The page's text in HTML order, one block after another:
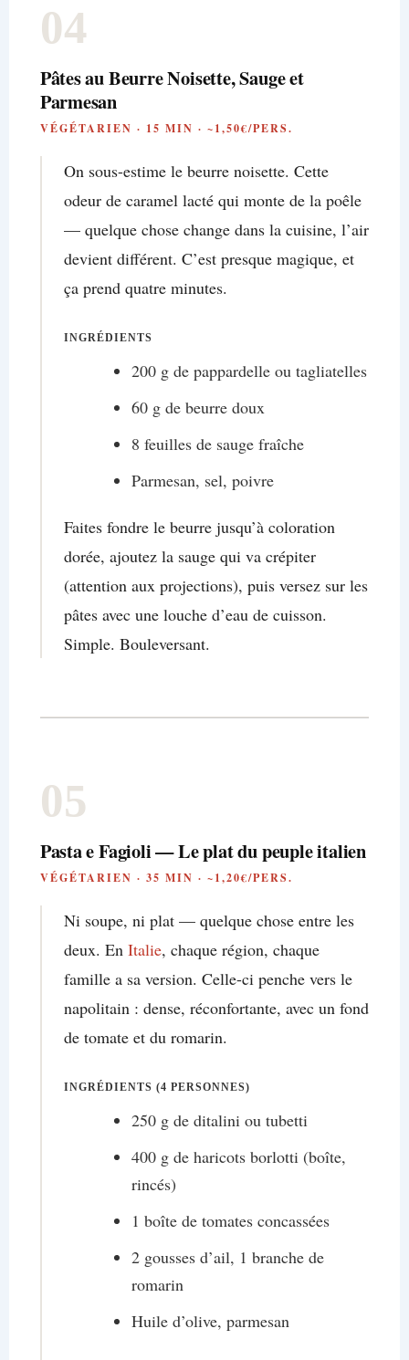
04
Pâtes au Beurre Noisette, Sauge et
Parmesan
VÉGÉTARIEN · 15 MIN · ~1,50€/PERS.
On sous-estime le beurre noisette. Cette
odeur de caramel lacté qui monte de la poêle
— quelque chose change dans la cuisine, l’air
devient différent. C’est presque magique, et
ça prend quatre minutes.
INGRÉDIENTS
200 g de pappardelle ou tagliatelles
60 g de beurre doux
8 feuilles de sauge fraîche
Parmesan, sel, poivre
Faites fondre le beurre jusqu’à coloration
dorée, ajoutez la sauge qui va crépiter
(attention aux projections), puis versez sur les
pâtes avec une louche d’eau de cuisson.
Simple. Bouleversant.
05
Pasta e Fagioli — Le plat du peuple italien
VÉGÉTARIEN · 35 MIN · ~1,20€/PERS.
Ni soupe, ni plat — quelque chose entre les
deux. En Italie, chaque région, chaque
famille a sa version. Celle-ci penche vers le
napolitain : dense, réconfortante, avec un fond
de tomate et du romarin.
INGRÉDIENTS (4 PERSONNES)
250 g de ditalini ou tubetti
400 g de haricots borlotti (boîte,
rincés)
1 boîte de tomates concassées
2 gousses d’ail, 1 branche de
romarin
Huile d’olive, parmesan